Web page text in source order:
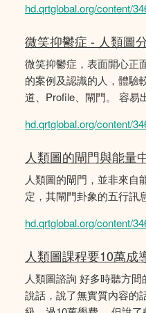
hd.qrtglobal.org/content/
微笑抑鬱症 - 人類圖
微笑抑鬱症，表面開心正
的案例及認識的人，體驗
道、Profile、閘門。 容易
hd.qrtglobal.org/content/
人類圖的閘門與能量
人類圖的閘門，並非來自
定，其閘門卦象的五行訊
hd.qrtglobal.org/content/
人類圖課程要10萬成
人類圖諮詢 好多時聽方
說話，說了無實質內容的